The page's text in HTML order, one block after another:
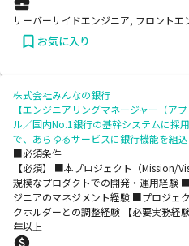
サーバーサイドエンジニア, フロントエ
お気に入り
株式会社みんなの銀行
【エンジニアリングマネージャー（ア
ル／国内No.1銀行の基幹システムに採
で、あらゆるサービスに銀行機能を組込
■必須条件
【必須】 ■本プロジェクト（Mission/
規模なプロダクトでの開発・運用経験
ジニアのマネジメント経験 ■プロジェ
クホルダーとの調整経験 【必要実務経
年以上